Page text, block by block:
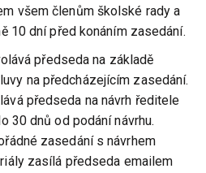
všem členům školské rady a
10 dní před konáním zasedání.
předseda na základě
na předcházejícím zasedání.
předseda na návrh ředitele
30 dnů od podání návrhu.
zasedání s návrhem
zasílá předseda emailem